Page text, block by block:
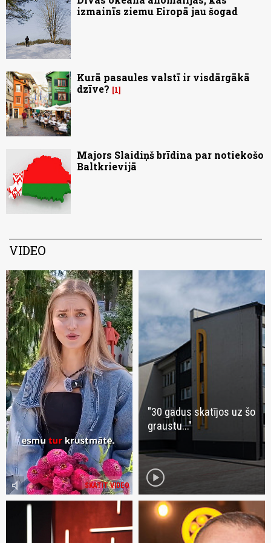
izmainīs ziemu Eiropā jau šogad
Kurā pasaules valstī ir visdārgākā
dzīve?
1
Majors Slaidiņš brīdina par notiekošo
Baltkrievijā
VIDEO
SKATĪT VIDEO
volume_mute
"30 gadus skatījos uz šo
graustu..."
play_circle